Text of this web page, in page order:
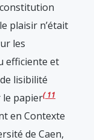
plaisir n’était
les
efficiente et
lisibilité
le papier 11
en Contexte
de Caen,